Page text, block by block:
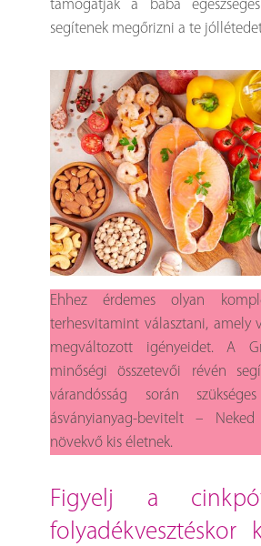
támogatják a baba
segítenek megőrizni a te
Ehhez érdemes olyan
terhesvitamint választani, amely
megváltozott igényeidet. A
minőségi összetevői révén
várandósság során
ásványianyag-bevitelt –
növekvő kis életnek.
figyelj a cinkpótlásra –
folyadékvesztéskor